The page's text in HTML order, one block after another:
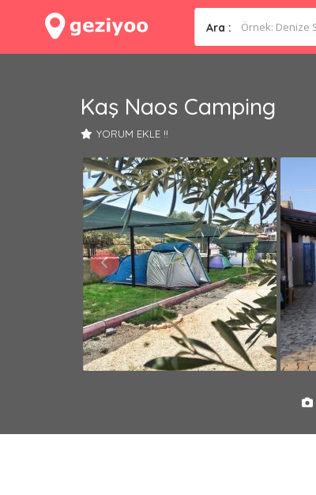
Ara :
Kaş Naos Camping
YORUM EKLE !!